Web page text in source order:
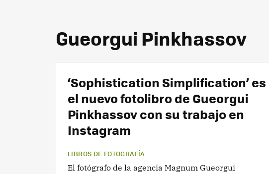
Gueorgui Pinkhassov
‘Sophistication Simplification’ es
el nuevo fotolibro de Gueorgui
Pinkhassov con su trabajo en
Instagram
LIBROS DE FOTOGRAFÍA
El fotógrafo de la agencia Magnum Gueorgui